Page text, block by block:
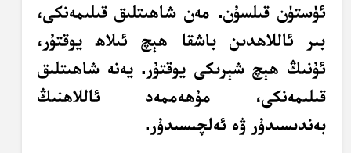
ئۈستۈن قىلسۇن. مەن شاھىتلىق قىلىمەنكى،
بىر ئاللاھدىن باشقا ھېچ ئىلاھ يوقتۇر،
ئۇنىڭ ھېچ شېرىكى يوقتۇر. يەنە شاھىتلىق
قىلىمەنكى، مۇھەممەد ئاللاھنىڭ
بەندىسىدۇر ۋە ئەلچىسىدۇر.